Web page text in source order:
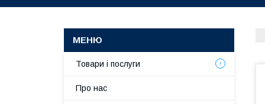
Товари і послуги
Про нас